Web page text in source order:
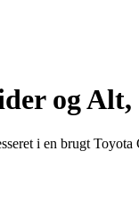
og Alt,
i en brugt